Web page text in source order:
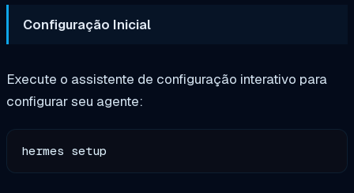
Configuração Inicial
Execute o assistente de configuração interativo para
configurar seu agente: